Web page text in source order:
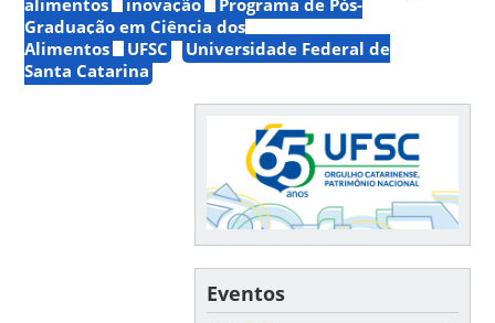
Graduação em Ciência dos
Alimentos
UFSC
Universidade Federal de
Santa Catarina
Eventos